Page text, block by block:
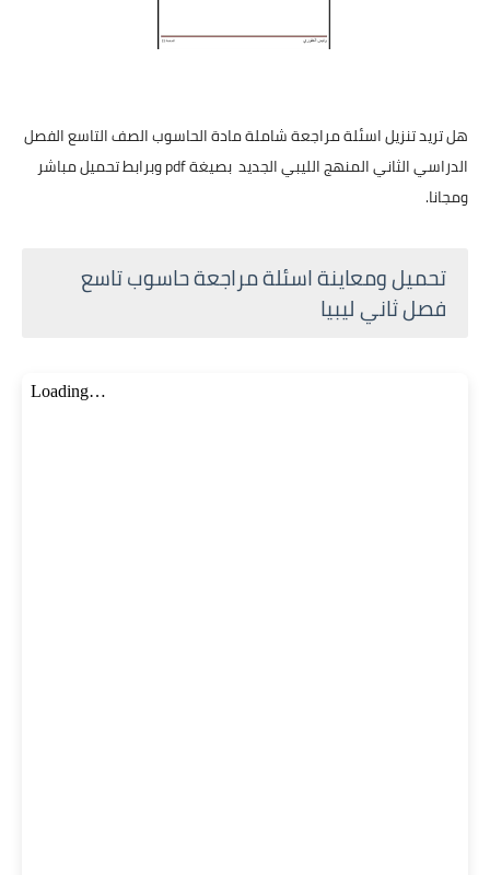
هل تريد تنزيل اسئلة مراجعة شاملة مادة الحاسوب الصف التاسع الفصل
الدراسي الثاني المنهج الليبي الجديد بصيغة pdf وبرابط تحميل مباشر
ومجانا.
تحميل ومعاينة اسئلة مراجعة حاسوب تاسع
فصل ثاني ليبيا